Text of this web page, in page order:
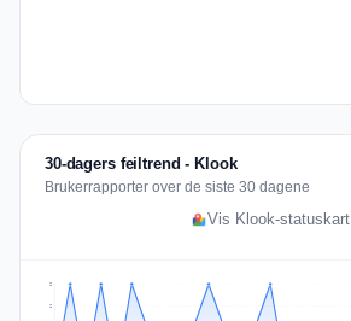
30-dagers feiltrend - Klook
Brukerrapporter over de siste 30 dagene
Vis Klook-statuskart
2
2